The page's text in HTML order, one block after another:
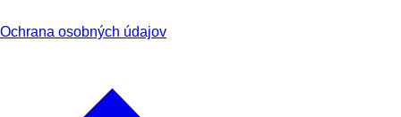
Ochrana osobných údajov